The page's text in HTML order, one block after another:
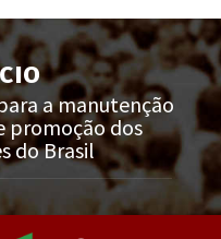
a manutenção
promoção dos
do Brasil